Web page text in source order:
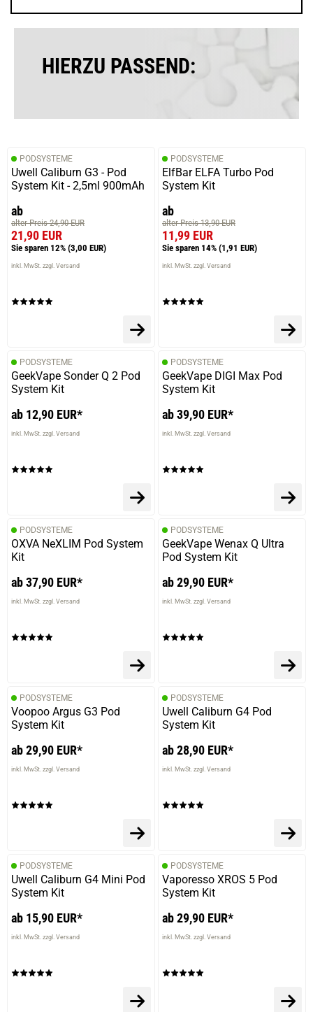
prev
HIERZU PASSEND:
PODSYSTEME
Uwell Caliburn G3 - Pod
System Kit - 2,5ml 900mAh
ab
alter Preis 24,90 EUR
21,90 EUR
Sie sparen 12% (3,00 EUR)
inkl. MwSt. zzgl. Versand
PODSYSTEME
ElfBar ELFA Turbo Pod
System Kit
ab
alter Preis 13,90 EUR
11,99 EUR
Sie sparen 14% (1,91 EUR)
inkl. MwSt. zzgl. Versand
PODSYSTEME
GeekVape Sonder Q 2 Pod
System Kit
ab 12,90 EUR*
inkl. MwSt. zzgl. Versand
PODSYSTEME
GeekVape DIGI Max Pod
System Kit
ab 39,90 EUR*
inkl. MwSt. zzgl. Versand
PODSYSTEME
OXVA NeXLIM Pod System
Kit
ab 37,90 EUR*
inkl. MwSt. zzgl. Versand
PODSYSTEME
GeekVape Wenax Q Ultra
Pod System Kit
ab 29,90 EUR*
inkl. MwSt. zzgl. Versand
PODSYSTEME
Voopoo Argus G3 Pod
System Kit
ab 29,90 EUR*
inkl. MwSt. zzgl. Versand
PODSYSTEME
Uwell Caliburn G4 Pod
System Kit
ab 28,90 EUR*
inkl. MwSt. zzgl. Versand
PODSYSTEME
Uwell Caliburn G4 Mini Pod
System Kit
ab 15,90 EUR*
inkl. MwSt. zzgl. Versand
PODSYSTEME
Vaporesso XROS 5 Pod
System Kit
ab 29,90 EUR*
inkl. MwSt. zzgl. Versand